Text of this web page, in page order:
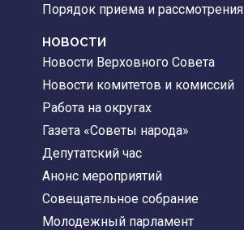
Порядок приема и рассмотрения
НОВОСТИ
Новости Верховного Совета
Новости комитетов и комиссий
Работа на округах
Газета «Советы народа»
Депутатский час
Анонс мероприятий
Совещательное собрание
Молодежный парламент